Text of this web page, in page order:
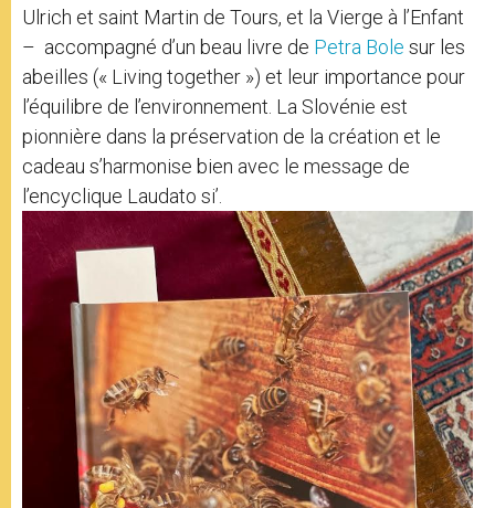
Ulrich et saint Martin de Tours, et la Vierge à l’Enfant
– accompagné d’un beau livre de Petra Bole sur les
abeilles (« Living together ») et leur importance pour
l’équilibre de l’environnement. La Slovénie est
pionnière dans la préservation de la création et le
cadeau s’harmonise bien avec le message de
l’encyclique Laudato si’.